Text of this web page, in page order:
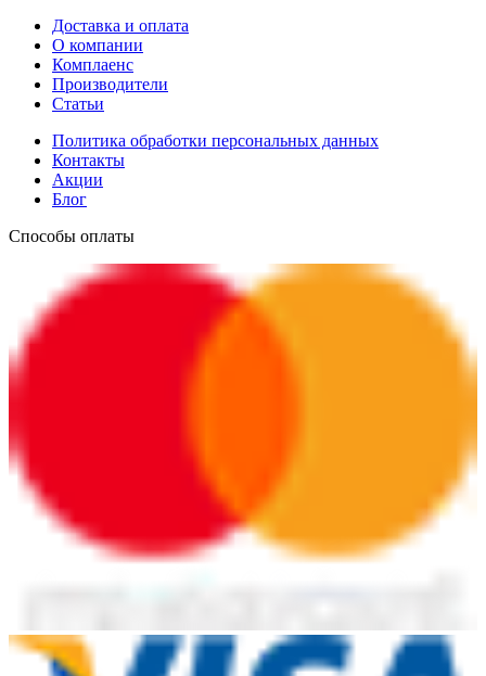
Доставка и оплата
О компании
Комплаенс
Производители
Статьи
Политика обработки персональных данных
Контакты
Акции
Блог
Способы оплаты